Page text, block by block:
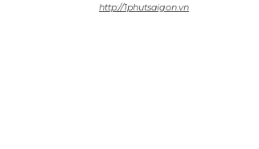
http://1phutsaigon.vn